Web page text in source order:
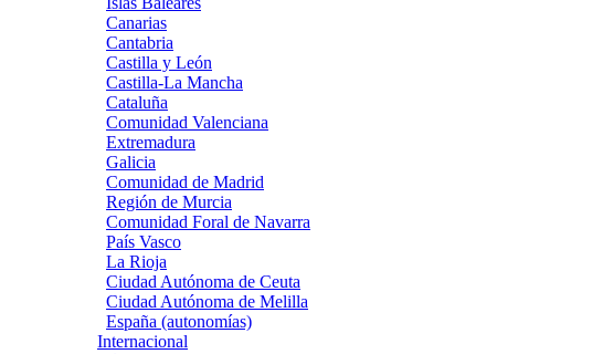
Canarias
Cantabria
Castilla y León
Castilla-La Mancha
Cataluña
Comunidad Valenciana
Extremadura
Galicia
Comunidad de Madrid
Región de Murcia
Comunidad Foral de Navarra
País Vasco
La Rioja
Ciudad Autónoma de Ceuta
Ciudad Autónoma de Melilla
España (autonomías)
Internacional